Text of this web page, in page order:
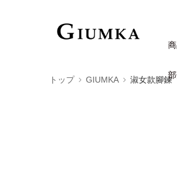
トップ GIUMKA 淑女款腳鍊